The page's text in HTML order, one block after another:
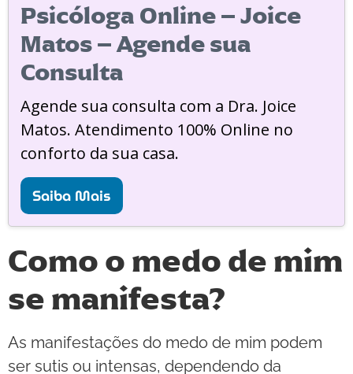
Psicóloga Online – Joice
Matos – Agende sua
Consulta
Agende sua consulta com a Dra. Joice
Matos. Atendimento 100% Online no
conforto da sua casa.
Saiba Mais
Como o medo de mim
se manifesta?
As manifestações do medo de mim podem
ser sutis ou intensas, dependendo da